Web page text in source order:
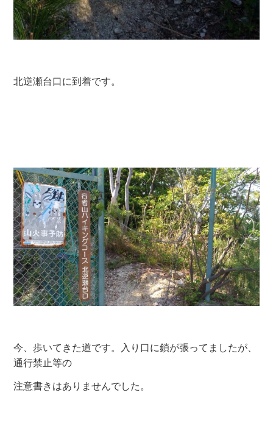
北逆瀬台口に到着です。
今、歩いてきた道です。入り口に鎖が張ってましたが、
通行禁止等の
注意書きはありませんでした。